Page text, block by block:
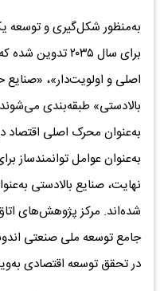
به‌‌‌منظور شکل‌‌‌گیری و توسعه
برای سال ۲۰۳۵
اصلی و اولویت‌‌‌دار»،
بالادستی» طبقه‌‌‌بندی
به‌‌‌عنوان محرک اصلی اقتصاد
به‌‌‌عنوان عوامل توانمندساز
نهایت، صنایع بالادستی
شده‌‌‌اند. مرکز پژوهش‌‌‌های
جامع توسعه ملی صنعتی
در تحقق توسعه اقتصادی